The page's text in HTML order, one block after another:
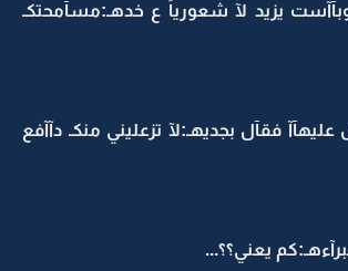
يزيد لآ شعورياً ع خدهـ:مسآمحتكـ
فقآل بجديهـ:لآ تزعليني منكـ دآآفع
يعني؟؟...